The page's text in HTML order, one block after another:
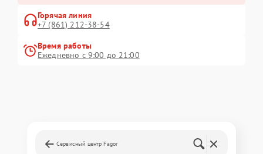
Горячая линия
+7 (861) 212-38-54
Время работы
Ежедневно с 9:00 до 21:00
Сервисный центр Fagor